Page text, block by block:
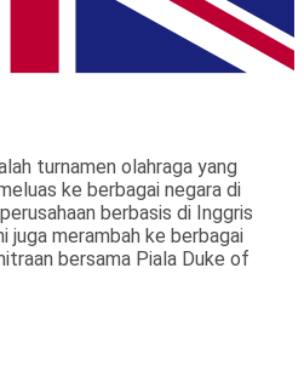
turnamen olahraga yang
ke berbagai negara di
berbasis di Inggris
juga merambah ke berbagai
bersama Piala Duke of